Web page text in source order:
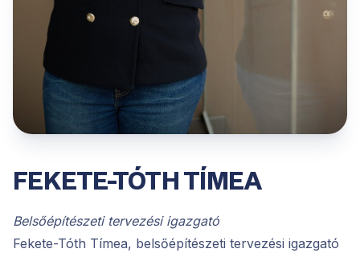
FEKETE-TÓTH TÍMEA
Belsőépítészeti tervezési igazgató
Fekete-Tóth Tímea, belsőépítészeti tervezési igazgató